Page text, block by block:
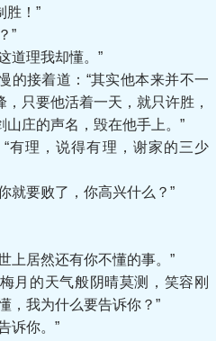
胜！”
”
理我却懂。”
接着道：“其实他本来并不一
只要他活着一天，就只许胜，
庄的声名，毁在他手上。”
理，说得有理，谢家的三少
要败了，你高兴什么？”
居然还有你不懂的事。”
的天气般阴晴莫测，笑容刚
，我为什么要告诉你？”
诉你。”